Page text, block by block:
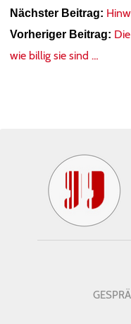
Nächster Beitrag:
Vorheriger Beitrag:
wie billig sie sind …